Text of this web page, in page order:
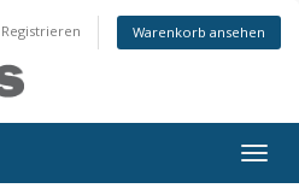
Registrieren Warenkorb ansehen